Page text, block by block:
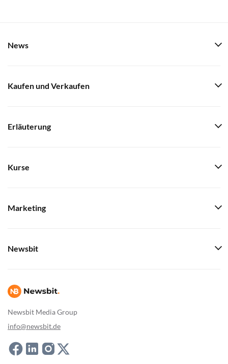
Newsbit Media Group
info@newsbit.de
News
Kaufen und Verkaufen
Erläuterung
Kurse
Marketing
Newsbit